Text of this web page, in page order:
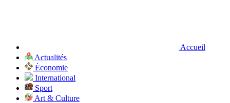
Accueil
Actualités
Économie
International
Sport
Art & Culture